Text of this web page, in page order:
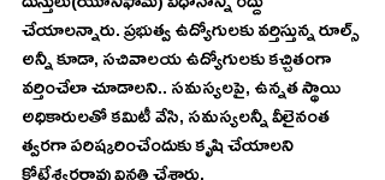
చేయాలన్నారు. ప్రభుత్వ ఉద్యోగులకు వర్తిస్తున్న రూల్స్
అన్నీ కూడా, సచివాలయ ఉద్యోగులకు కచ్చితంగా
వర్తించేలా చూడాలని.. సమస్యలపై, ఉన్నత స్థాయి
అధికారులతో కమిటీ వేసి, సమస్యలన్నీ వీలైనంత
త్వరగా పరిష్కరించేందుకు కృషి చేయాలని